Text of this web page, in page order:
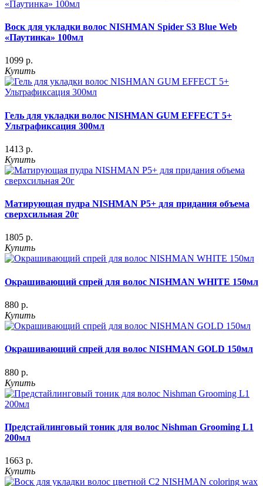
Воск для укладки волос NISHMAN Spider S3 Blue Web
«Паутинка» 100мл
1099 р.
Купить
Гель для укладки волос NISHMAN GUM EFFECT 5+
Ультрафиксация 300мл
1413 р.
Купить
Матирующая пудра NISHMAN P5+ для придания объема
сверхсильная 20г
1805 р.
Купить
Окрашивающий спрей для волос NISHMAN WHITE 150мл
880 р.
Купить
Окрашивающий спрей для волос NISHMAN GOLD 150мл
880 р.
Купить
Предстайлинговый тоник для волос Nishman Grooming L1
200мл
1663 р.
Купить